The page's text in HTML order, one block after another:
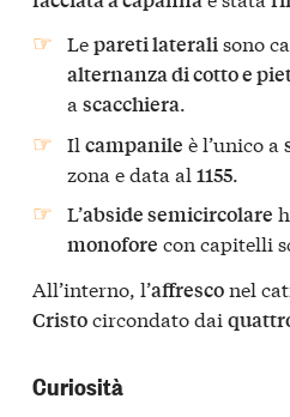
Lepareti lateralisono
alternanza di cotto e
ascacchiera.
Ilcampanile è l’unico a
zona e data al1155.
L’abside semicircolare
monofore con capitelli
All’interno, l’affresconel
Cristocircondato dai
Curiosità